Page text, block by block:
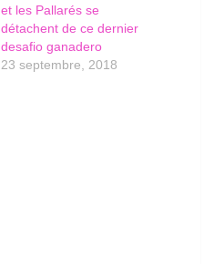
et les Pallarés se
détachent de ce dernier
desafio ganadero
23 septembre, 2018